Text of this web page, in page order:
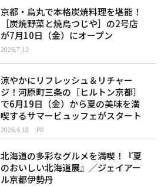
京都・烏丸で本格炭焼料理を堪能！
［炭焼野菜と焼鳥つじや］の2号店
が7月10日（金）にオープン
2026.7.12
涼やかにリフレッシュ＆リチャー
ジ！河原町三条の［ヒルトン京都］
で6月19日（金）から夏の美味を満
喫するサマービュッフェがスタート
2026.6.18 PR
北海道の多彩なグルメを満喫！『夏
のおいしい北海道展』／ジェイアー
ル京都伊勢丹